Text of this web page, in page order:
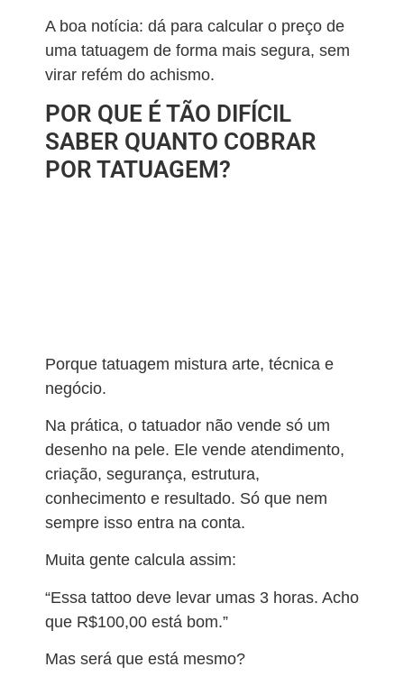
A boa notícia: dá para calcular o preço de
uma tatuagem de forma mais segura, sem
virar refém do achismo.
POR QUE É TÃO DIFÍCIL
SABER QUANTO COBRAR
POR TATUAGEM?
Porque tatuagem mistura arte, técnica e
negócio.
Na prática, o tatuador não vende só um
desenho na pele. Ele vende atendimento,
criação, segurança, estrutura,
conhecimento e resultado. Só que nem
sempre isso entra na conta.
Muita gente calcula assim:
“Essa tattoo deve levar umas 3 horas. Acho
que R$100,00 está bom.”
Mas será que está mesmo?